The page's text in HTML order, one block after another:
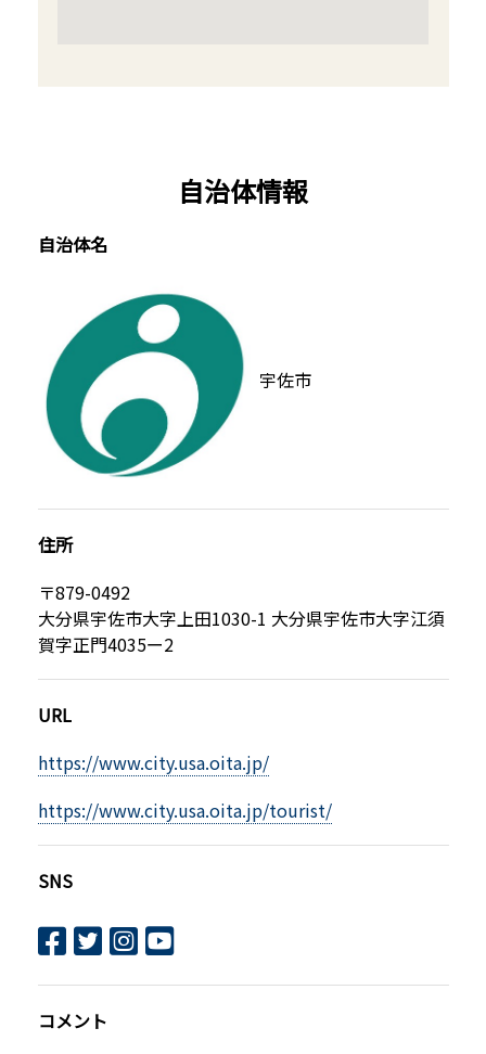
自治体情報
自治体名
宇佐市
住所
〒879-0492
大分県宇佐市大字上田1030-1 大分県宇佐市大字江須
賀字正門4035ー2
URL
https://www.city.usa.oita.jp/
https://www.city.usa.oita.jp/tourist/
SNS
コメント